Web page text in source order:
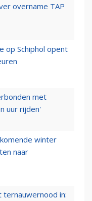
overname TAP
op Schiphol opent
met
uur rijden'
winter
naar
ternauwernood in: